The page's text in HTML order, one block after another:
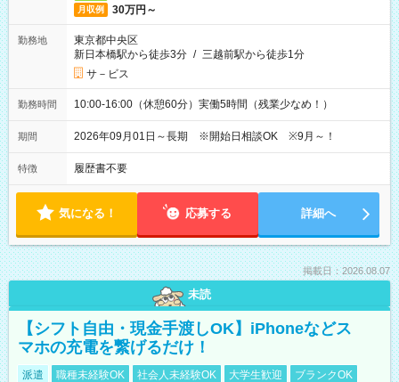
月収例 30万円～
勤務地
東京都中央区
新日本橋駅から徒歩3分 / 三越前駅から徒歩1分
サ－ビス
勤務時間 10:00-16:00（休憩60分）実働5時間（残業少なめ！）
期間 2026年09月01日～長期 ※開始日相談OK ※9月～！
特徴 履歴書不要
気になる！ 応募する 詳細へ
掲載日：2026.08.07
未読
【シフト自由・現金手渡しOK】iPhoneなどス
マホの充電を繋げるだけ！
派遣 職種未経験OK 社会人未経験OK 大学生歓迎
ブランクOK